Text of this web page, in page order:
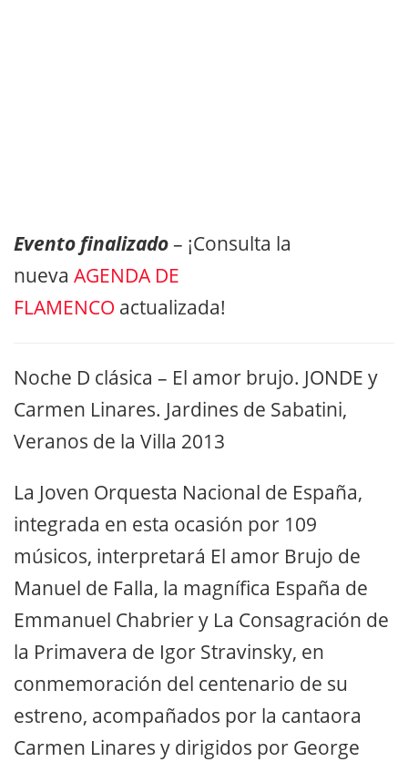
Evento finalizado– ¡Consulta la
nueva AGENDA DE
FLAMENCO actualizada!
Noche D clásica – El amor brujo. JONDE y
Carmen Linares. Jardines de Sabatini,
Veranos de la Villa 2013
La Joven Orquesta Nacional de España,
integrada en esta ocasión por 109
músicos, interpretará El amor Brujo de
Manuel de Falla, la magnífica España de
Emmanuel Chabrier y La Consagración de
la Primavera de Igor Stravinsky, en
conmemoración del centenario de su
estreno, acompañados por la cantaora
Carmen Linares y dirigidos por George